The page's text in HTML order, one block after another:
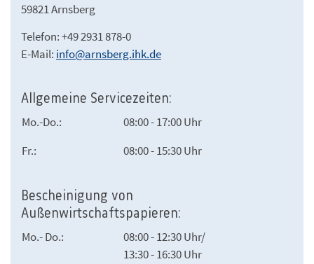
59821 Arnsberg
Telefon: +49 2931 878-0
E-Mail: info@arnsberg.ihk.de
Allgemeine Servicezeiten:
Mo.-Do.:
08:00 - 17:00 Uhr
Fr.:
08:00 - 15:30 Uhr
Bescheinigung von
Außenwirtschaftspapieren:
Mo.- Do.:
08:00 - 12:30 Uhr/
13:30 - 16:30 Uhr